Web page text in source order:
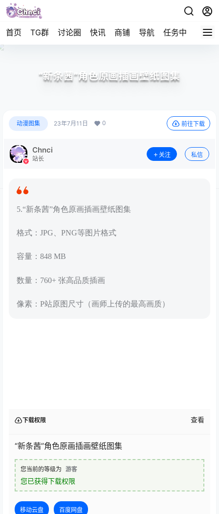
首页 TG群 讨论圈 快讯 商铺 导航 任务中心 帮助
“新条茜”角色原画插画壁纸图集
动漫图集 23年7月11日 0 前往下载
Chnci
站长
关注 私信
5.“新条茜”角色原画插画壁纸图集
格式：JPG、PNG等图片格式
容量：848 MB
数量：760+ 张高品质插画
像素：P站原图尺寸（画师上传的最高画质）
下载权限 查看
“新条茜”角色原画插画壁纸图集
您当前的等级为 游客
您已获得下载权限
移动云盘 百度网盘